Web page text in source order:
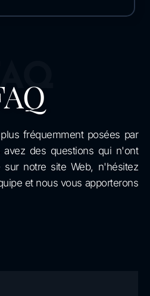
fréquemment posées par
des questions qui n'ont
notre site Web, n'hésitez
et nous vous apporterons